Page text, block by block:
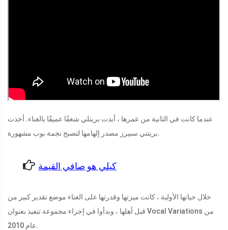
عندما كانت في الثانية من عمرها ، أبدت برينلي شغفًا عميقًا بالغناء. أخذت
بريتني سبيرز مصدر إلهامها لتصبح نجمة بوب مشهورة.
كيلي هو صافي القيمة
خلال حياتها الأولية ، كانت ميزتها وقدرتها على الغناء موضع تقدير كبير من
قبل أهلها ، وبدأوا في إجراء مجموعة تنفيذ بعنوان Vocal Variations من
عام 2010.